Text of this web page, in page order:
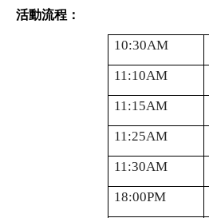
活動流程：
10:30AM
11:10AM
11:15AM
11:25AM
11:30AM
18:00PM